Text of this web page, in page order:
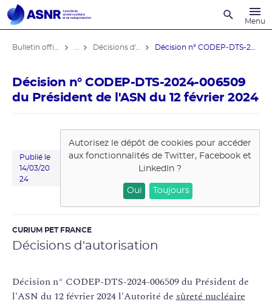
Menu
Décision n° CODEP-DTS-2024-006509
du Président de l'ASN du 12 février 2024
Publié le
14/03/20
24
Autorisez le dépôt de cookies pour accéder
aux fonctionnalités deTwitter, Facebook et
LinkedIn ?
Oui Toujours
CURIUM PET FRANCE
Décisions d'autorisation
Décision n° CODEP-DTS-2024-006509 du Président de
l'ASN du 12 février 2024 l'Autorité de sûreté nucléaire